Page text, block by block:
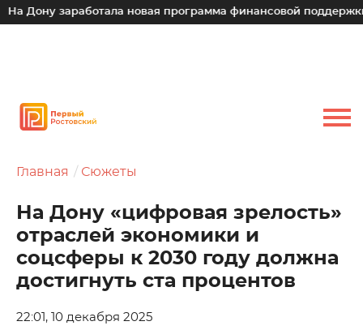
заработала новая программа финансовой поддержки для
Главная Сюжеты
На Дону «цифровая зрелость»
отраслей экономики и
соцсферы к 2030 году должна
достигнуть ста процентов
22:01, 10 декабря 2025